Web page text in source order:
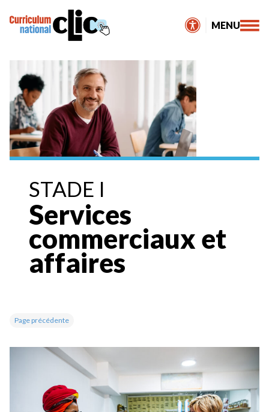
content
MENU
STADE I
Services
commerciaux et
affaires
Page précédente